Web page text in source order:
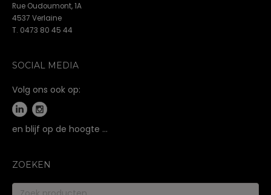
Rue Oudoumont, 1A
4537 Verlaine
T. 0473 80 45 44
SOCIAL MEDIA
Volg ons ook op:
en blijf op de hoogte …
ZOEKEN
Zoeken